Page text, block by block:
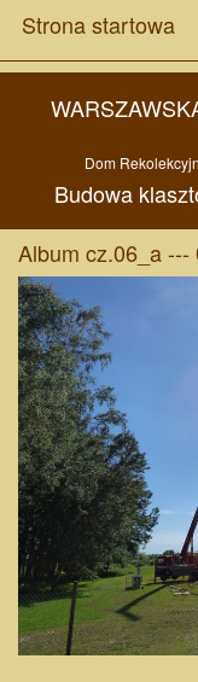
Strona startowa
Dom
Budowa
Album cz.06_a